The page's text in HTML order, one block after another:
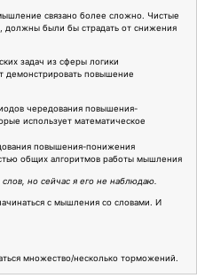
связано более сложно. Чистые
были бы страдать от снижения
задач из сферы логики
демонстрировать повышение
чередования повышения-
использует математическое
повышения-понижения
общих алгоритмов работы мышления
но сейчас я его не наблюдаю.
с мышления со словами. И
множество/несколько торможений.